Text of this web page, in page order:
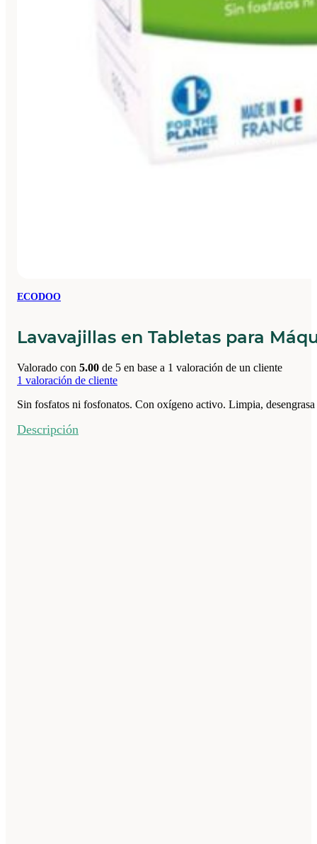
ECODOO
Lavavajillas en Tabletas para
Valorado con 5.00 de 5 en base a 1 valoración de un cliente
1 valoración de cliente
Sin fosfatos ni fosfonatos. Con oxígeno activo. Limpia,
Descripción